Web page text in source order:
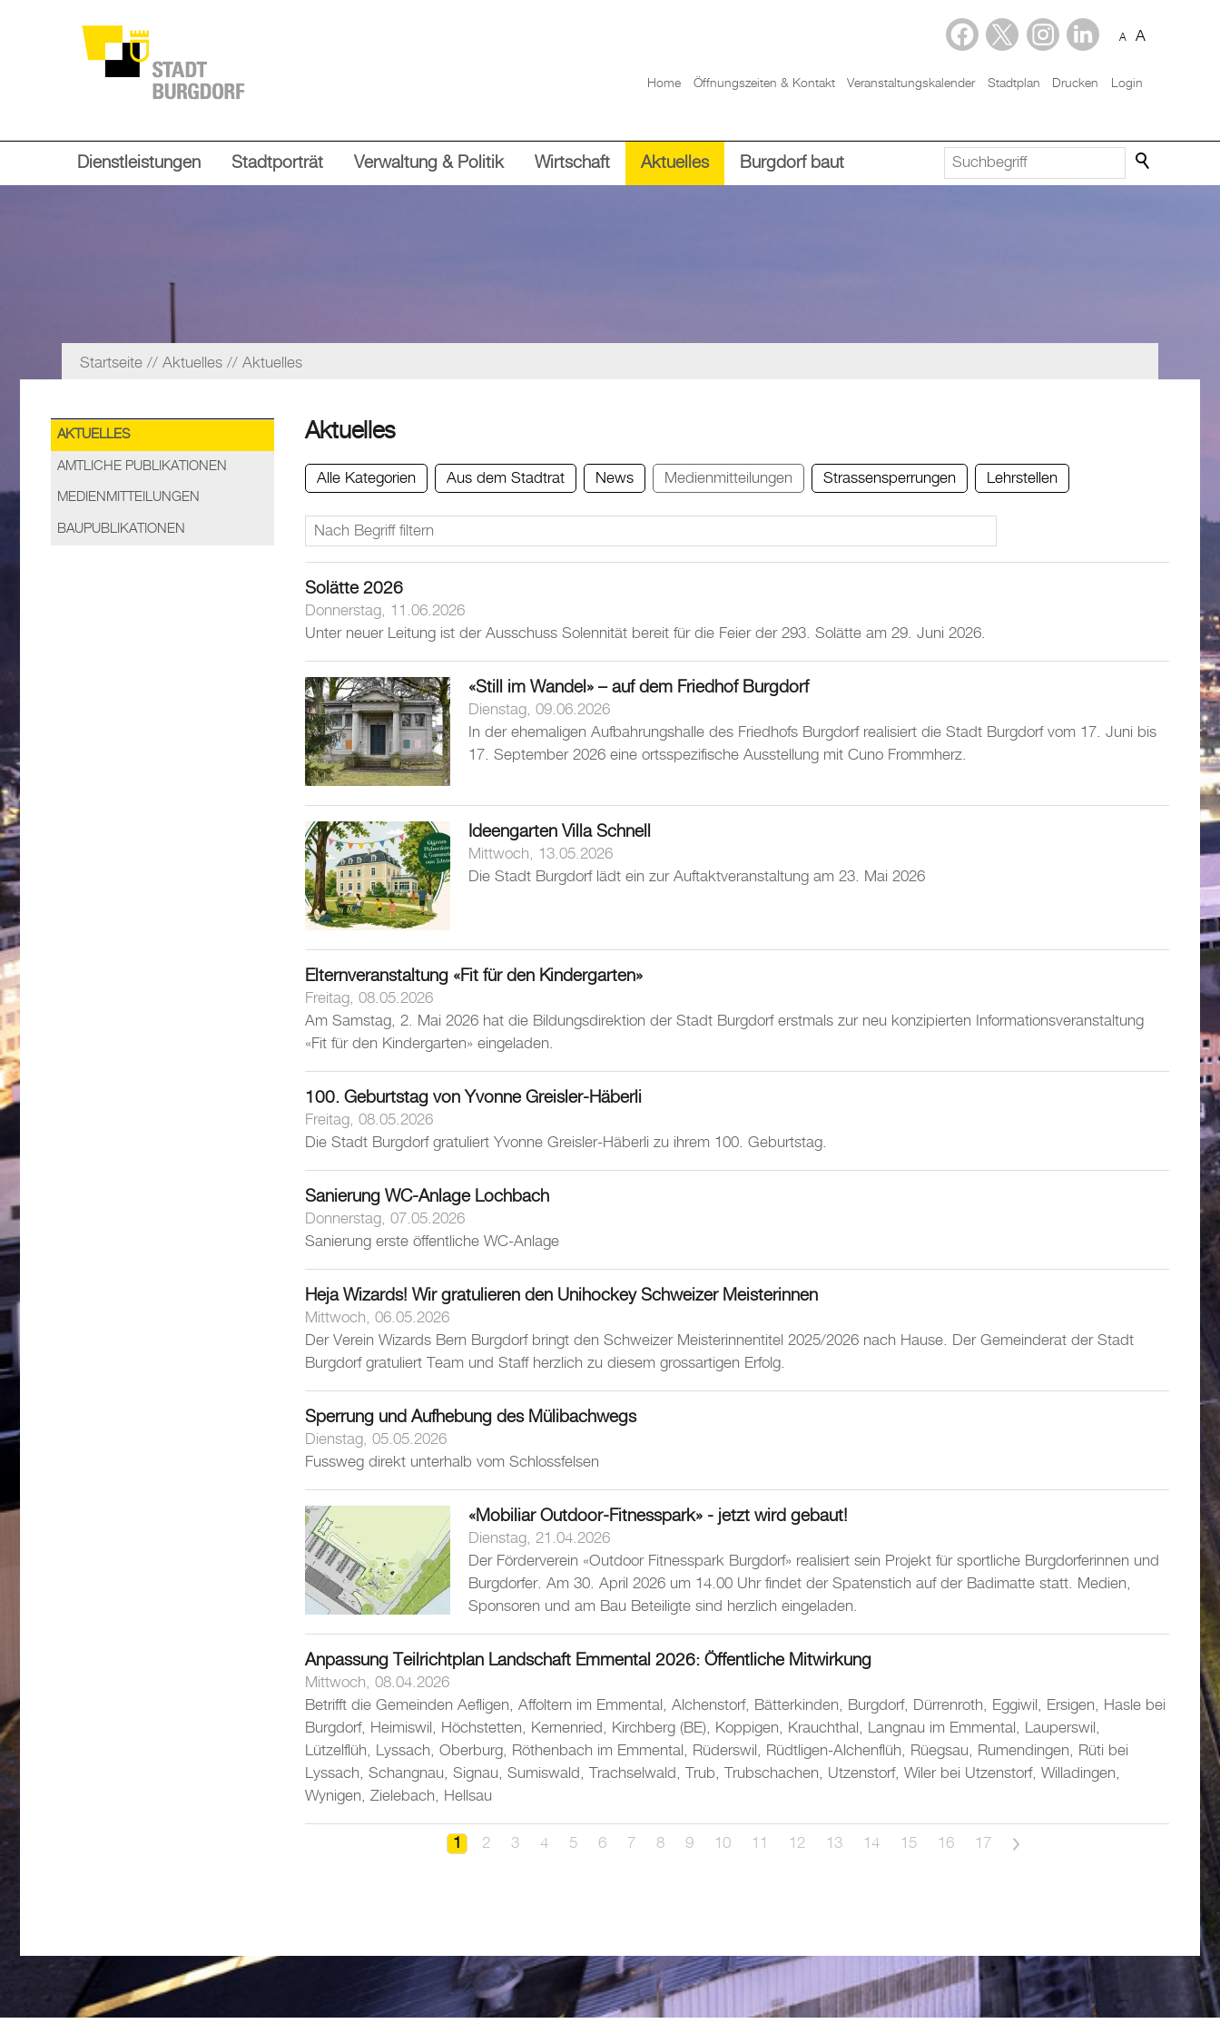
A A
Home Öffnungszeiten & Kontakt Veranstaltungskalender Stadtplan Drucken Login
Dienstleistungen Stadtporträt Verwaltung & Politik Wirtschaft Aktuelles Burgdorf baut
Startseite Aktuelles Aktuelles
AKTUELLES
AMTLICHE PUBLIKATIONEN
MEDIENMITTEILUNGEN
BAUPUBLIKATIONEN
Aktuelles
Alle Kategorien Aus dem Stadtrat News Medienmitteilungen Strassensperrungen Lehrstellen
Solätte 2026
Donnerstag, 11.06.2026
Unter neuer Leitung ist der Ausschuss Solennität bereit für die Feier der 293. Solätte am 29. Juni 2026.
«Still im Wandel» – auf dem Friedhof Burgdorf
Dienstag, 09.06.2026
In der ehemaligen Aufbahrungshalle des Friedhofs Burgdorf realisiert die Stadt Burgdorf vom 17. Juni bis
17. September 2026 eine ortsspezifische Ausstellung mit Cuno Frommherz.
Ideengarten Villa Schnell
Mittwoch, 13.05.2026
Die Stadt Burgdorf lädt ein zur Auftaktveranstaltung am 23. Mai 2026
Elternveranstaltung «Fit für den Kindergarten»
Freitag, 08.05.2026
Am Samstag, 2. Mai 2026 hat die Bildungsdirektion der Stadt Burgdorf erstmals zur neu konzipierten Informationsveranstaltung
«Fit für den Kindergarten» eingeladen.
100. Geburtstag von Yvonne Greisler-Häberli
Freitag, 08.05.2026
Die Stadt Burgdorf gratuliert Yvonne Greisler-Häberli zu ihrem 100. Geburtstag.
Sanierung WC-Anlage Lochbach
Donnerstag, 07.05.2026
Sanierung erste öffentliche WC-Anlage
Heja Wizards! Wir gratulieren den Unihockey Schweizer Meisterinnen
Mittwoch, 06.05.2026
Der Verein Wizards Bern Burgdorf bringt den Schweizer Meisterinnentitel 2025/2026 nach Hause. Der Gemeinderat der Stadt
Burgdorf gratuliert Team und Staff herzlich zu diesem grossartigen Erfolg.
Sperrung und Aufhebung des Mülibachwegs
Dienstag, 05.05.2026
Fussweg direkt unterhalb vom Schlossfelsen
«Mobiliar Outdoor-Fitnesspark» - jetzt wird gebaut!
Dienstag, 21.04.2026
Der Förderverein «Outdoor Fitnesspark Burgdorf» realisiert sein Projekt für sportliche Burgdorferinnen und
Burgdorfer. Am 30. April 2026 um 14.00 Uhr findet der Spatenstich auf der Badimatte statt. Medien,
Sponsoren und am Bau Beteiligte sind herzlich eingeladen.
Anpassung Teilrichtplan Landschaft Emmental 2026: Öffentliche Mitwirkung
Mittwoch, 08.04.2026
Betrifft die Gemeinden Aefligen, Affoltern im Emmental, Alchenstorf, Bätterkinden, Burgdorf, Dürrenroth, Eggiwil, Ersigen, Hasle bei
Burgdorf, Heimiswil, Höchstetten, Kernenried, Kirchberg (BE), Koppigen, Krauchthal, Langnau im Emmental, Lauperswil,
Lützelflüh, Lyssach, Oberburg, Röthenbach im Emmental, Rüderswil, Rüdtligen-Alchenflüh, Rüegsau, Rumendingen, Rüti bei
Lyssach, Schangnau, Signau, Sumiswald, Trachselwald, Trub, Trubschachen, Utzenstorf, Wiler bei Utzenstorf, Willadingen,
Wynigen, Zielebach, Hellsau
1 2 3 4 5 6 7 8 9 10 11 12 13 14 15 16 17 >